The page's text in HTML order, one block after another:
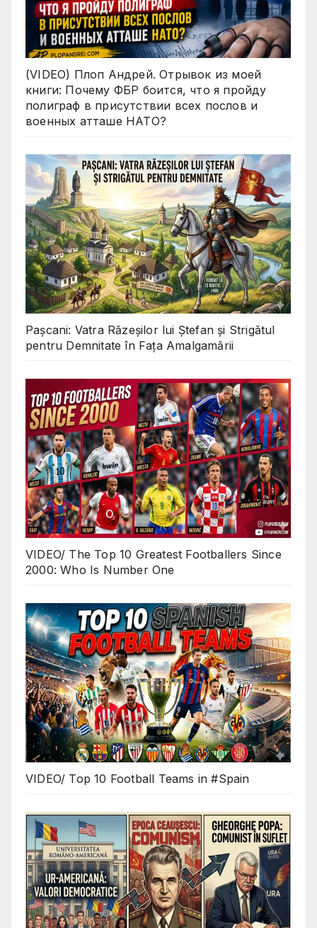
(VIDEO) Плоп Андрей. Отрывок из моей
книги: Почему ФБР боится, что я пройду
полиграф в присутствии всех послов и
военных атташе НАТО?
Pașcani: Vatra Răzeșilor lui Ștefan și Strigătul
pentru Demnitate în Fața Amalgamării
VIDEO/ The Top 10 Greatest Footballers Since
2000: Who Is Number One
VIDEO/ Top 10 Football Teams in #Spain